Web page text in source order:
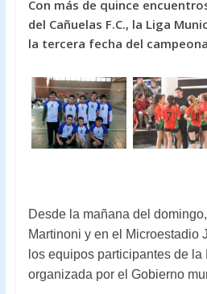
e
b
o
o
k
itt
er
at
s
A
p
p
Con más de quince
del Cañuelas F.C., la Liga
la tercera fecha del
Desde la mañana del
Martinoni y en el Microestadio
los equipos participantes de
organizada por el Gobierno